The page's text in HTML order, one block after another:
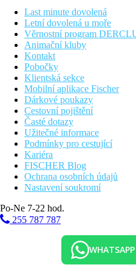
dětský bazén s klouzačkami,
Web
www.hotelbonita.al
Vzdálenosti
350 m
Vzdálenost k pláži
12 km
Turistické centrum
45 km
Vzdálenost od nejbližšího
Pláž
Lehátka a slunečníky na pláži
Last minute dovolená
Letní dovolená u moře
Věrnostní program
Animační kluby
Kontakt
Pobočky
Klientská sekce
Mobilní aplikace Fischer
Dárkové poukazy
Cestovní pojištění
Časté dotazy
Užitečné informace
Podmínky pro cestující
Kariéra
FISCHER Blog
Ochrana osobních údajů
Nastavení soukromí
Po-Ne 7-22 hod.
255 787 787